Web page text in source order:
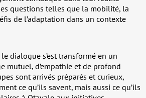
questions telles que la mobilité, la
de l’adaptation dans un contexte
dialogue s’est transformé en un
mutuel, d’empathie et de profond
sont arrivés préparés et curieux,
ce qu’ils savent, mais aussi ce qu’ils